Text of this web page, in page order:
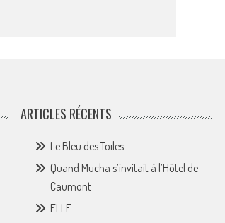
ARTICLES RÉCENTS
Le Bleu des Toiles
Quand Mucha s’invitait à l’Hôtel de
Caumont
ELLE